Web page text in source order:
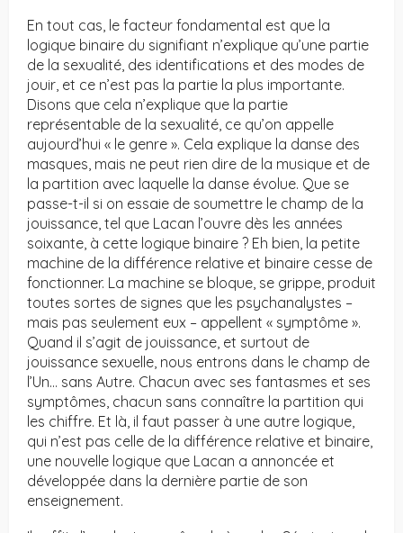
En tout cas, le facteur fondamental est que la
logique binaire du signifiant n’explique qu’une partie
de la sexualité, des identifications et des modes de
jouir, et ce n’est pas la partie la plus importante.
Disons que cela n’explique que la partie
représentable de la sexualité, ce qu’on appelle
aujourd’hui « le genre ». Cela explique la danse des
masques, mais ne peut rien dire de la musique et de
la partition avec laquelle la danse évolue. Que se
passe-t-il si on essaie de soumettre le champ de la
jouissance, tel que Lacan l’ouvre dès les années
soixante, à cette logique binaire ? Eh bien, la petite
machine de la différence relative et binaire cesse de
fonctionner. La machine se bloque, se grippe, produit
toutes sortes de signes que les psychanalystes –
mais pas seulement eux – appellent « symptôme ».
Quand il s’agit de jouissance, et surtout de
jouissance sexuelle, nous entrons dans le champ de
l’Un… sans Autre. Chacun avec ses fantasmes et ses
symptômes, chacun sans connaître la partition qui
les chiffre. Et là, il faut passer à une autre logique,
qui n’est pas celle de la différence relative et binaire,
une nouvelle logique que Lacan a annoncée et
développée dans la dernière partie de son
enseignement.